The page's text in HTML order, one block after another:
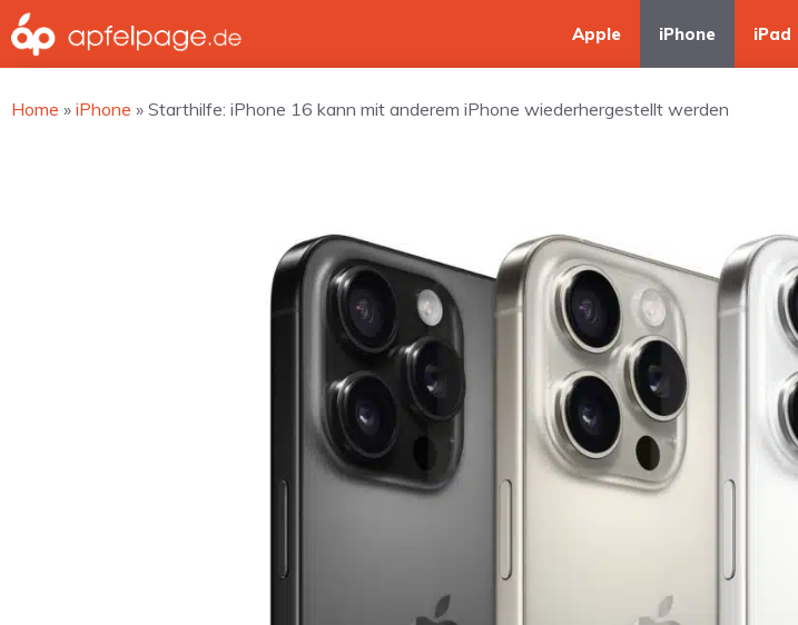
Zum
Inhalt
springen
Apple iPhone iPad
Home » iPhone » Starthilfe: iPhone 16 kann mit anderem iPhone wiederhergestellt werden